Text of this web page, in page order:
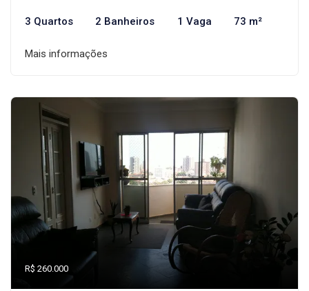
3 Quartos 2 Banheiros 1 Vaga 73 m²
Mais informações
R$ 260.000